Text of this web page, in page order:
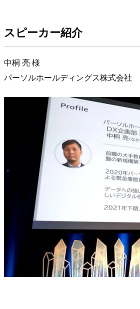
スピーカー紹介
中桐 亮 様
パーソルホールディングス株式会